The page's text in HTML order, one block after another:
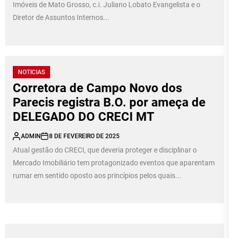
Imóveis de Mato Grosso, c.i. Juliano Lobato Evangelista e o
Diretor de Assuntos Internos...
NOTICIAS
Corretora de Campo Novo dos
Parecis registra B.O. por ameça de
DELEGADO DO CRECI MT
ADMIN 8 DE FEVEREIRO DE 2025
Atual gestão do CRECI, que deveria proteger e disciplinar o
Mercado Imobiliário tem protagonizado eventos que aparentam
rumar em sentido oposto aos princípios pelos quais...